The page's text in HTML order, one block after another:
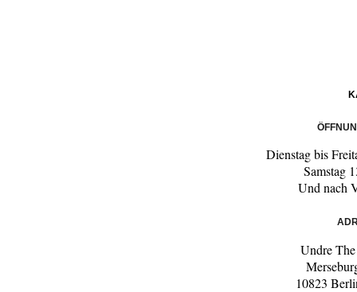
Dienstag bis
Samstag
Und nach
Undre
10823